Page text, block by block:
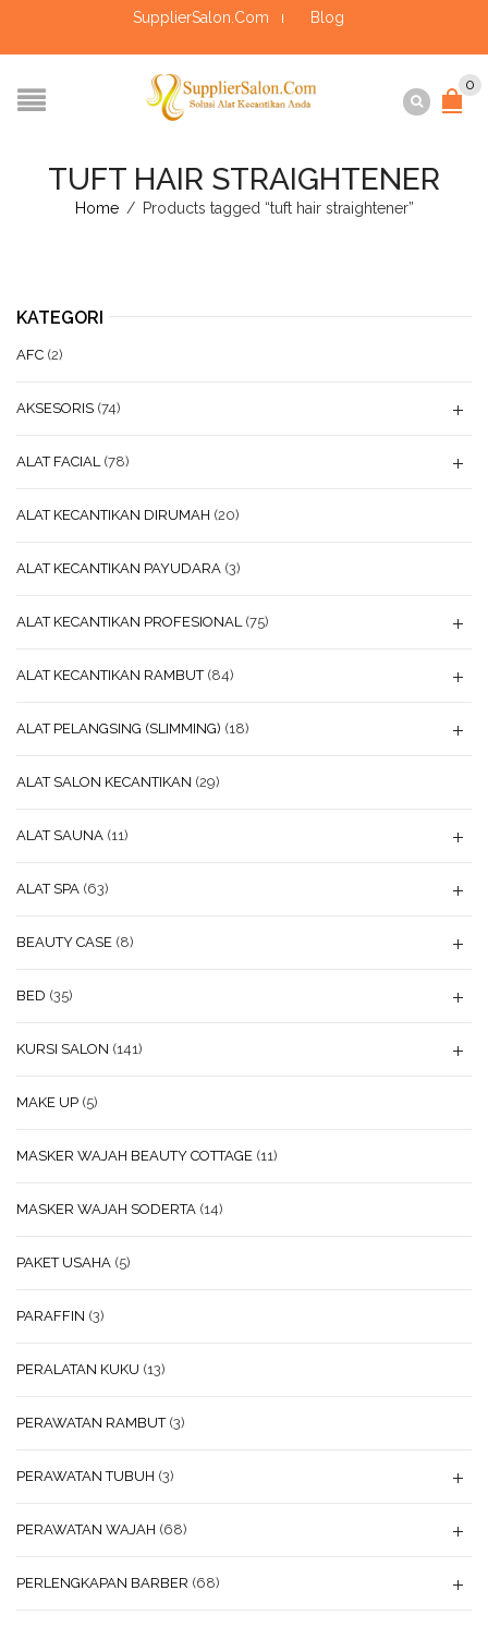
SupplierSalon.Com Blog
0
TUFT HAIR STRAIGHTENER
Home / Products tagged “tuft hair straightener”
KATEGORI
AFC (2)
AKSESORIS (74)
ALAT FACIAL (78)
ALAT KECANTIKAN DIRUMAH (20)
ALAT KECANTIKAN PAYUDARA (3)
ALAT KECANTIKAN PROFESIONAL (75)
ALAT KECANTIKAN RAMBUT (84)
ALAT PELANGSING (SLIMMING) (18)
ALAT SALON KECANTIKAN (29)
ALAT SAUNA (11)
ALAT SPA (63)
BEAUTY CASE (8)
BED (35)
KURSI SALON (141)
MAKE UP (5)
MASKER WAJAH BEAUTY COTTAGE (11)
MASKER WAJAH SODERTA (14)
PAKET USAHA (5)
PARAFFIN (3)
PERALATAN KUKU (13)
PERAWATAN RAMBUT (3)
PERAWATAN TUBUH (3)
PERAWATAN WAJAH (68)
PERLENGKAPAN BARBER (68)